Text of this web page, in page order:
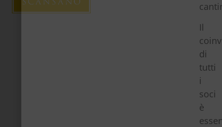
Il
di
tutti
i
soci
è